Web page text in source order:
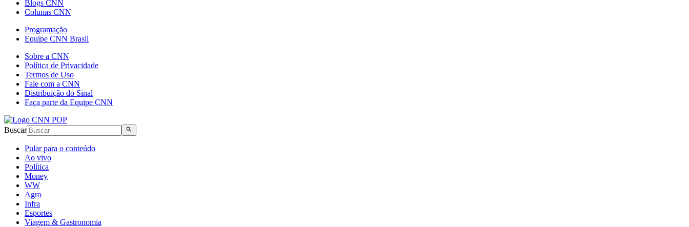
Blogs CNN
Colunas CNN
Programação
Equipe CNN Brasil
Sobre a CNN
Política de Privacidade
Termos de Uso
Fale com a CNN
Distribuição do Sinal
Faça parte da Equipe CNN
Buscar
Pular para o conteúdo
Ao vivo
Política
Money
WW
Agro
Infra
Esportes
Viagem & Gastronomia